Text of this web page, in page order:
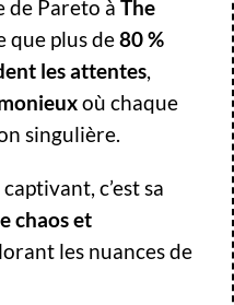
de Pareto à The
que plus de80 %
les attentes,
où chaque
singulière.
c’est sa
chaos et
les nuances de